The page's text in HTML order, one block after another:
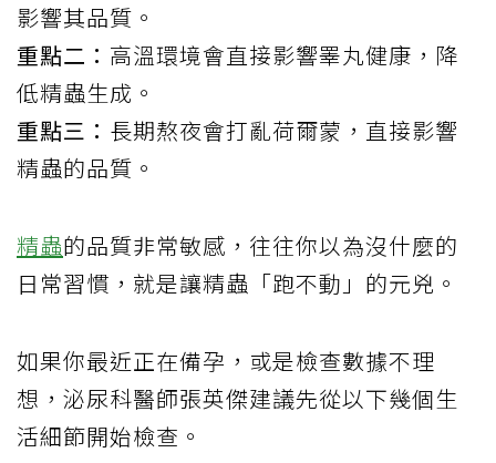
影響其品質。
重點二： 高溫環境會直接影響睪丸健康，降
低精蟲生成。
重點三： 長期熬夜會打亂荷爾蒙，直接影響
精蟲的品質。
精蟲的品質非常敏感，往往你以為沒什麼的
日常習慣，就是讓精蟲「跑不動」的元兇。
如果你最近正在備孕，或是檢查數據不理
想，泌尿科醫師張英傑建議先從以下幾個生
活細節開始檢查。